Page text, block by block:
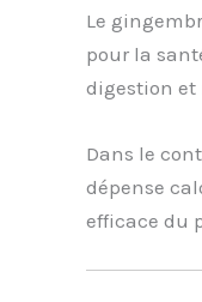
Le
pour la
digestion et
Dans le
dépense
efficace du